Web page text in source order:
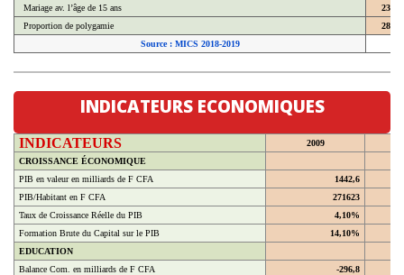
Mariage av. l’âge de 15 ans
Proportion de polygamie
Source : MICS 2018-2019
INDICATEURS ECONOMIQUES
INDICATEURS
2009
CROISSANCE ÉCONOMIQUE
PIB en valeur en milliards de F CFA
1442,6
PIB/Habitant en F CFA
271623
Taux de Croissance Réelle du PIB
4,10%
Formation Brute du Capital sur le PIB
14,10%
EDUCATION
Balance Com. en milliards de F CFA
-296,8